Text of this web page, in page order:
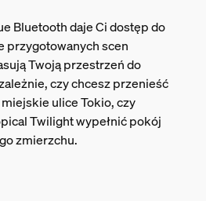
Bluetooth daje Ci dostęp do
przygotowanych scen
Twoją przestrzeń do
czy chcesz przenieść
ulice Tokio, czy
Twilight wypełnić pokój
zmierzchu.